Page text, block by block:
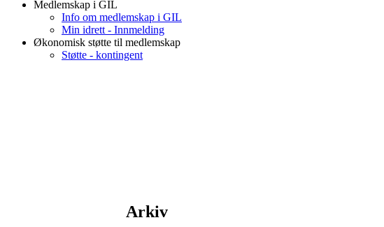
Medlemskap i GIL
Info om medlemskap i GIL
Min idrett - Innmelding
Økonomisk støtte til medlemskap
Støtte - kontingent
Arkiv